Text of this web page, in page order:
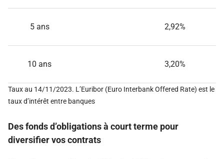
5 ans 2,92%
10 ans 3,20%
Taux au 14/11/2023. L’Euribor (Euro Interbank Offered Rate) est le
taux d’intérêt entre banques
Des fonds d’obligations à court terme pour
diversifier vos contrats